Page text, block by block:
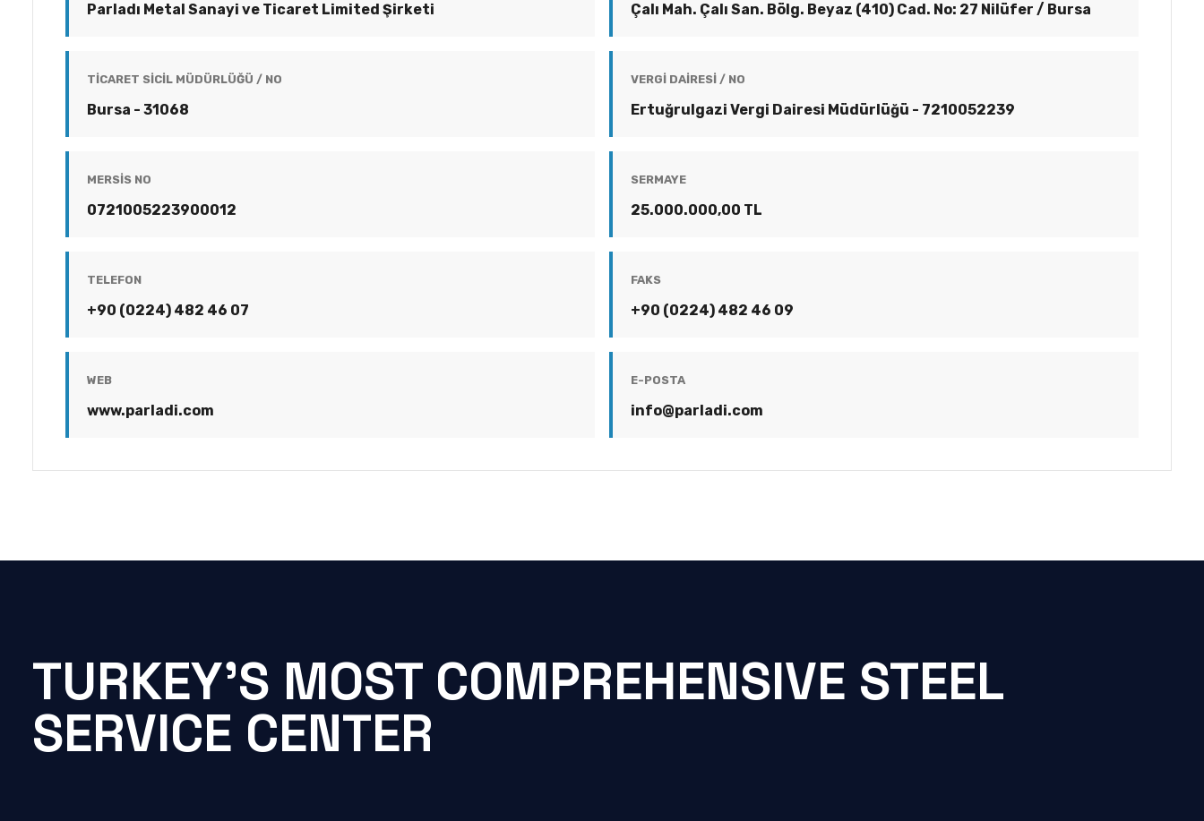
Parladı Metal Sanayi ve Ticaret Limited Şirketi Çalı Mah. Çalı San. Bölg. Beyaz (410) Cad. No: 27 Nilüfer / Bursa
TICARET SICIL MÜDÜRLÜĞÜ / NO
Bursa - 31068
VERGI DAIRESI / NO
Ertuğrulgazi Vergi Dairesi Müdürlüğü - 7210052239
MERSİS NO
0721005223900012
SERMAYE
25.000.000,00 TL
TELEFON
+90 (0224) 482 46 07
FAKS
+90 (0224) 482 46 09
WEB
www.parladi.com
E-POSTA
info@parladi.com
TURKEY'S MOST COMPREHENSIVE STEEL
SERVICE CENTER